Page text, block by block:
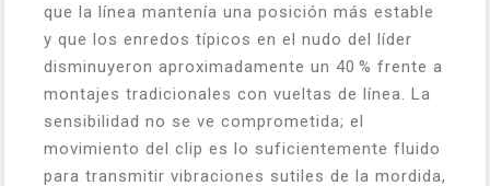
que la línea mantenía una posición más estable
y que los enredos típicos en el nudo del líder
disminuyeron aproximadamente un 40 % frente a
montajes tradicionales con vueltas de línea. La
sensibilidad no se ve comprometida; el
movimiento del clip es lo suficientemente fluido
para transmitir vibraciones sutiles de la mordida,